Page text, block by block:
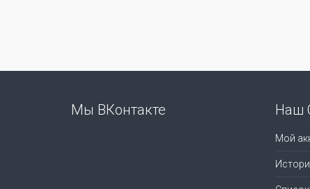
Мы ВКонтакте Наш
Мой